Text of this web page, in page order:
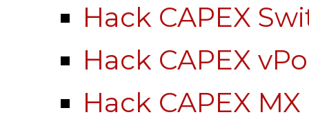
Hack CAPEX
Hack CAPEX
Hack CAPEX MX